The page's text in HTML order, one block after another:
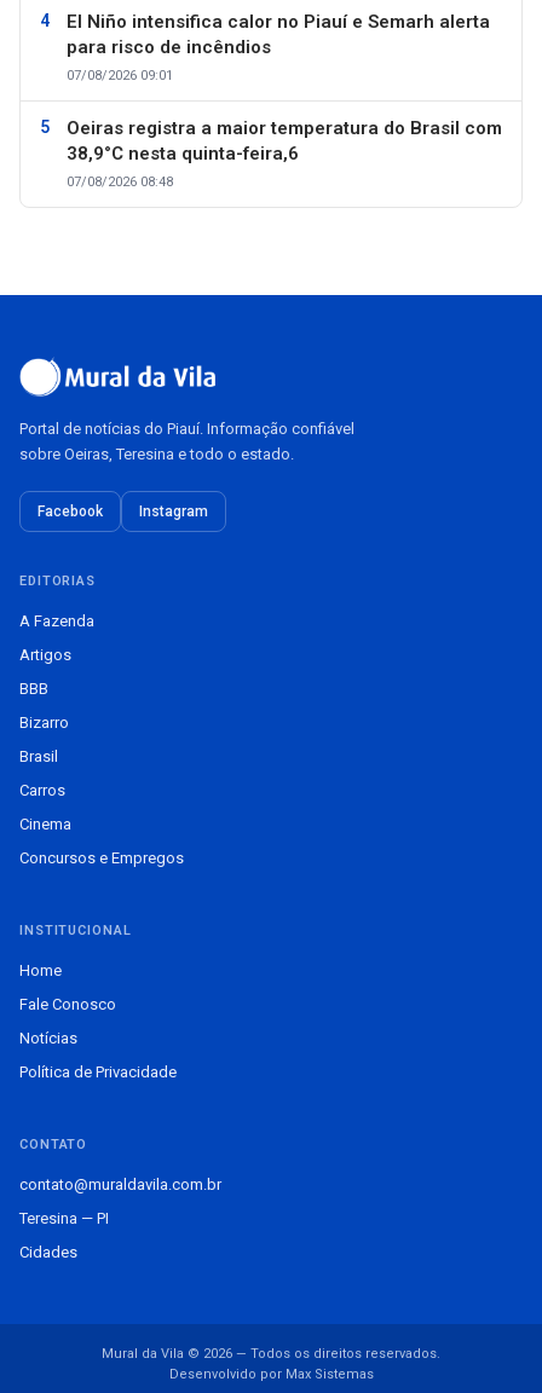
El Niño intensifica calor no Piauí e Semarh alerta
para risco de incêndios
07/08/2026 09:01
Oeiras registra a maior temperatura do Brasil com
38,9°C nesta quinta-feira,6
07/08/2026 08:48
Portal de notícias do Piauí. Informação confiável
sobre Oeiras, Teresina e todo o estado.
Facebook Instagram
EDITORIAS
A Fazenda
Artigos
BBB
Bizarro
Brasil
Carros
Cinema
Concursos e Empregos
INSTITUCIONAL
Home
Fale Conosco
Notícias
Política de Privacidade
CONTATO
contato@muraldavila.com.br
Teresina — PI
Cidades
Mural da Vila © 2026 — Todos os direitos reservados.
Desenvolvido por Max Sistemas